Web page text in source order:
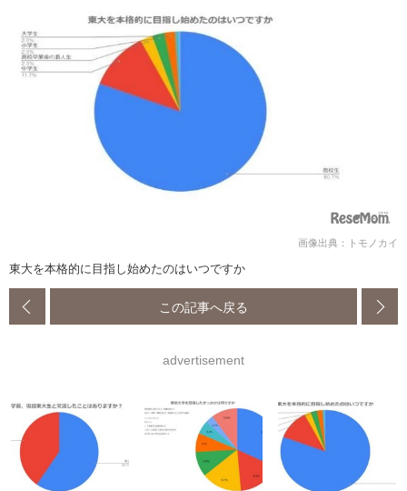
画像出典：トモノカイ
東大を本格的に目指し始めたのはいつですか
この記事へ戻る
advertisement